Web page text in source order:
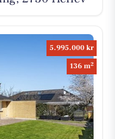
5.995.000 kr
136 m2